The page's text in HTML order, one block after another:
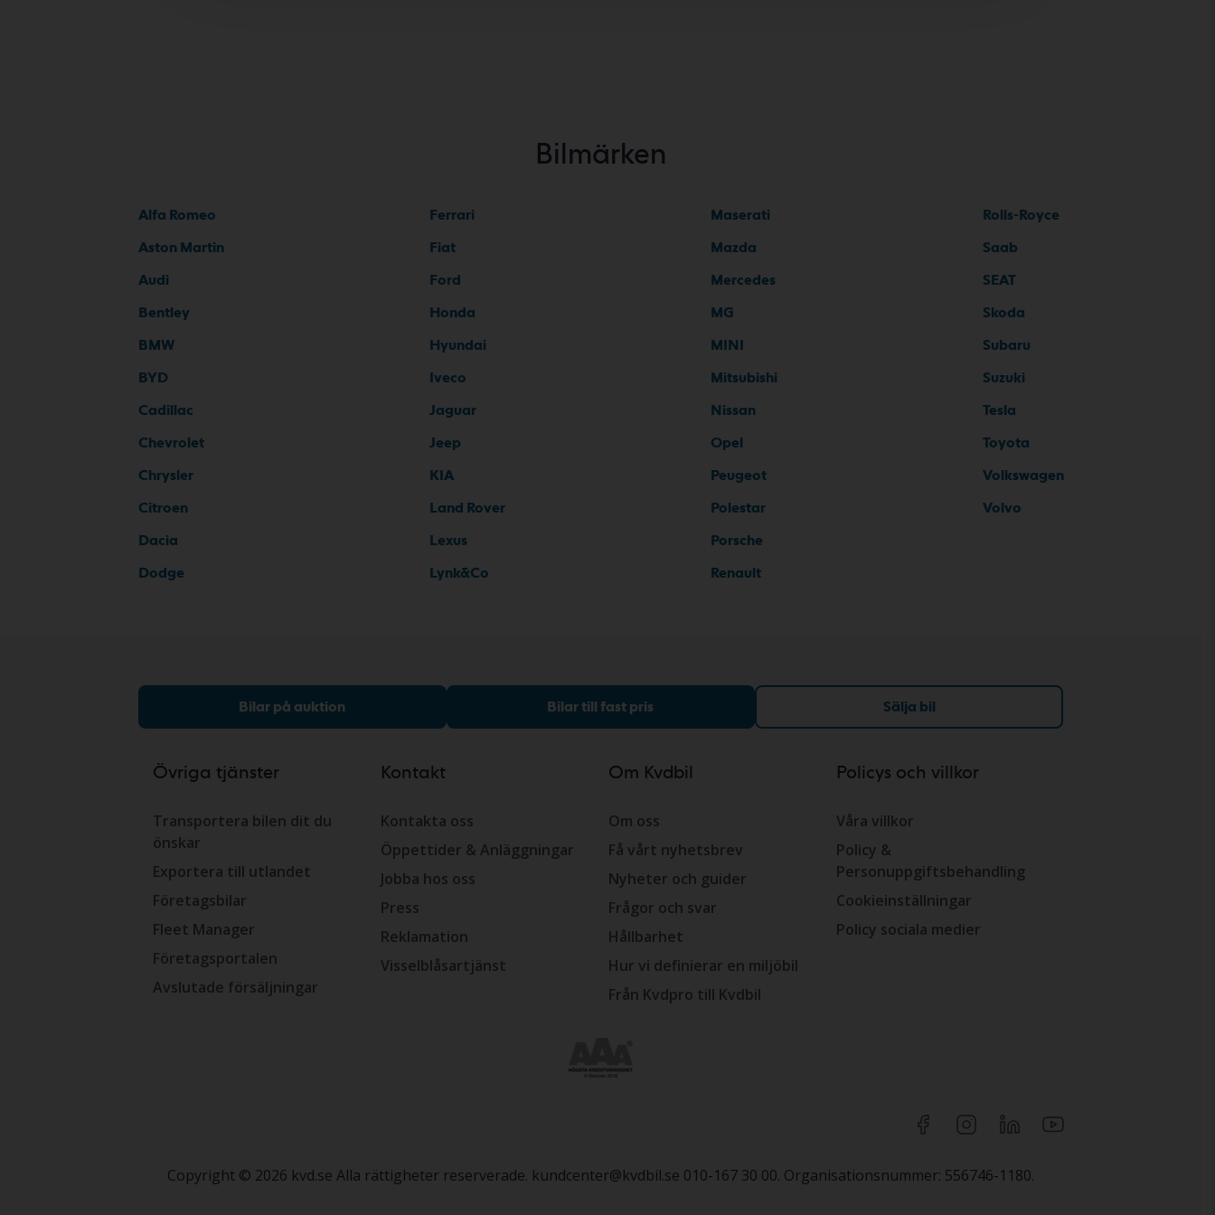
Bilmärken
Alfa Romeo
Aston Martin
Audi
Bentley
BMW
BYD
Cadillac
Chevrolet
Chrysler
Citroen
Dacia
Dodge
Ferrari
Fiat
Ford
Honda
Hyundai
Iveco
Jaguar
Jeep
KIA
Land Rover
Lexus
Lynk&Co
Maserati
Mazda
Mercedes
MG
MINI
Mitsubishi
Nissan
Opel
Peugeot
Polestar
Porsche
Renault
Rolls-Royce
Saab
SEAT
Skoda
Subaru
Suzuki
Tesla
Toyota
Volkswagen
Volvo
Bilar på auktion Bilar till fast pris Sälja bil
Övriga tjänster
Transportera bilen dit du
önskar
Exportera till utlandet
Företagsbilar
Fleet Manager
Företagsportalen
Avslutade försäljningar
Kontakt
Kontakta oss
Öppettider & Anläggningar
Jobba hos oss
Press
Reklamation
Visselblåsartjänst
Om Kvdbil
Om oss
Få vårt nyhetsbrev
Nyheter och guider
Frågor och svar
Hållbarhet
Hur vi definierar en miljöbil
Från Kvdpro till Kvdbil
Policys och villkor
Våra villkor
Policy &
Personuppgiftsbehandling
Cookieinställningar
Policy sociala medier
Copyright © 2026 kvd.se Alla rättigheter reserverade. kundcenter@kvdbil.se 010-167 30 00. Organisationsnummer: 556746-1180.